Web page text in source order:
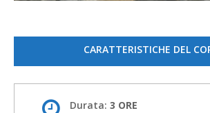
CARATTERISTICHE DEL
Durata: 3 ORE